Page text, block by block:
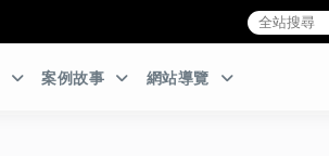
案例故事 網站導覽